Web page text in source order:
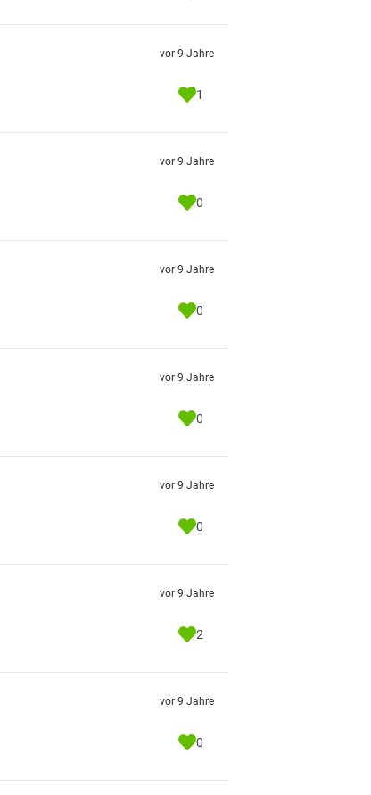
vor 9 Jahre
1
vor 9 Jahre
0
vor 9 Jahre
0
vor 9 Jahre
0
vor 9 Jahre
0
vor 9 Jahre
2
vor 9 Jahre
0